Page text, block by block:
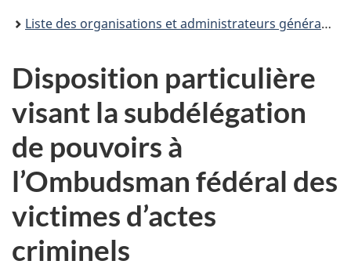
Liste des organisations et administrateurs généraux ayant pris des dispositions particulières visant la subdélégation
Disposition particulière
visant la subdélégation
de pouvoirs à
l’Ombudsman fédéral des
victimes d’actes
criminels